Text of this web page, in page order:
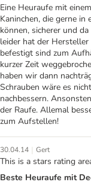
Eine Heuraufe mit
Kaninchen, die gerne in
können, sicherer und
leider hat der Hersteller
befestigt sind zum
kurzer Zeit
haben wir dann
Schrauben wäre es
nachbessern.
der Raufe. Allemal
zum Aufstellen!
30.04.14 | Gert
This is a stars rating
Beste Heuraufe mit